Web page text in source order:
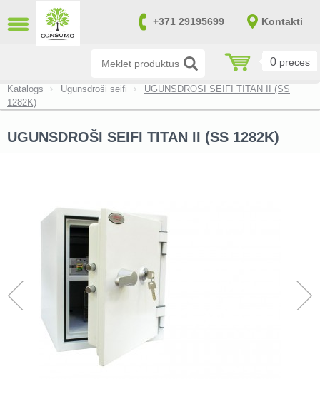
+371 29195699 Kontakti
0 preces
Katalogs Ugunsdroši seifi
UGUNSDROŠI SEIFI TITAN II (SS
1282K)
UGUNSDROŠI SEIFI TITAN II (SS 1282K)
AIZVĒRT
Pretuzlaušanas un ugunsdroši seifi
Ugunsdroši seifi (39)
Seifi nelielu vērtību uzglabāšanai
Seifi atbilstoši SAB un NATO
Failu skapji (8)
Atslēgu seifi (7)
Naudas kastes un depozīta seifi